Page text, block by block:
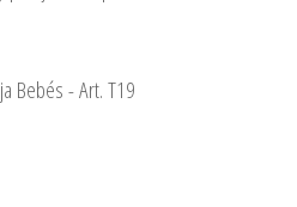
Bebés - Art. T19